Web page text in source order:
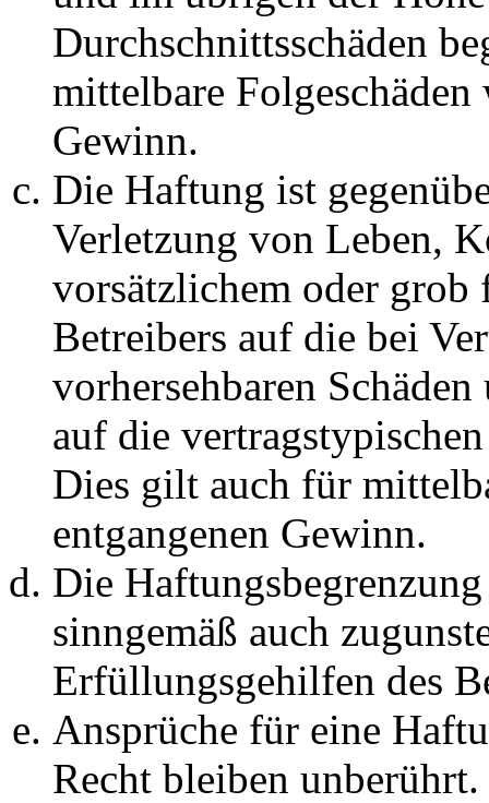
Durchschnittsschäden
mittelbare Folgeschäden
Gewinn.
Die Haftung ist
Verletzung von Leben,
vorsätzlichem oder grob
Betreibers auf die bei
vorhersehbaren
auf die
Dies gilt auch für
entgangenen Gewinn.
Die
sinngemäß auch
Erfüllungsgehilfen des
Ansprüche für eine
Recht bleiben unberührt.